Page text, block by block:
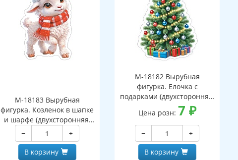
М-18183 Вырубная
фигурка. Козленок в шапке
и шарфе (двухсторонняя,
ВД-лак)
−
+
В корзину
М-18182 Вырубная
фигурка. Елочка с
подарками (двухсторонняя,
ВД-лак)
Цена розн: 7 ₽
−
+
В корзину